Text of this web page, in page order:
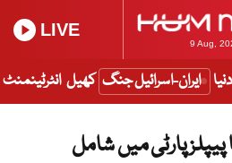
9 Aug,
LIVE
دنیا ایران-اسرائیل جنگ کھیل انٹرٹینمنٹ